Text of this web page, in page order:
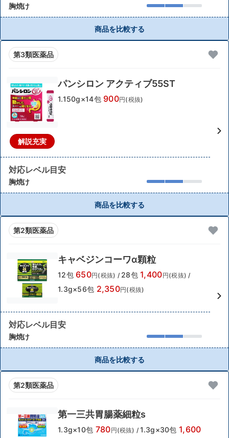
胸焼け
商品を比較する
第3類医薬品
解説充実
パンシロン アクティブ55ST
1.150g×14包 900円(税抜)
対応レベル目安
胸焼け
商品を比較する
第2類医薬品
キャベジンコーワα顆粒
12包 650円(税抜) / 28包 1,400円(税抜) /
1.3g×56包 2,350円(税抜)
対応レベル目安
胸焼け
商品を比較する
第2類医薬品
第一三共胃腸薬細粒s
1.3g×10包 780円(税抜) / 1.3g×30包 1,600